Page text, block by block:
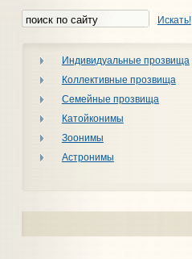
Искать!
Индивидуальные прозвища
Коллективные прозвища
Семейные прозвища
Катойконимы
Зоонимы
Астронимы